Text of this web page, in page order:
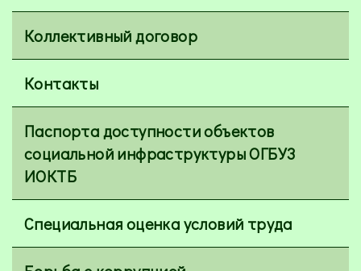
Коллективный договор
Контакты
Паспорта доступности объектов
социальной инфраструктуры ОГБУЗ
ИОКТБ
Специальная оценка условий труда